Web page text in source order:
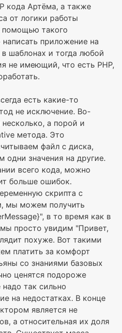
кода Артёма, а также
от логики работы
помощью такого
приложение на
шаблонах и тогда любой
не имеющий, что есть PHP,
есть какие-то
не исключение. Во-
а порой и
метода. Это
файл с диска,
значения на другие.
всего кода, можно
больше ошибок.
скрипта с
мы можем получить
в то время как в
просто увидим "Привет,
похуже. Вот такими
платить за комфорт
со знаниями базовых
ценятся подороже
так сильно
на недостатках. В конце
является не
а относительная их доля